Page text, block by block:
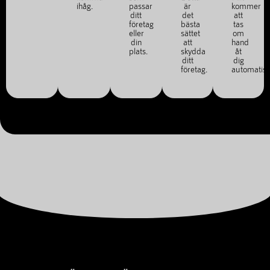
ihåg.
passar
ditt
företag
eller
din
plats.
är
det
bästa
sättet
att
skydda
ditt
företag.
kommer
att
tas
om
hand
åt
dig